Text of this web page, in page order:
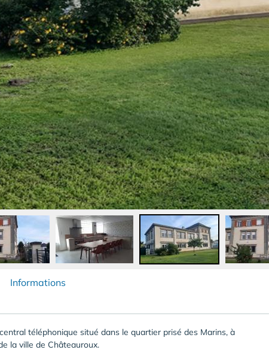
Informations
téléphonique situé dans le quartier prisé des Marins, à
la ville de Châteauroux.